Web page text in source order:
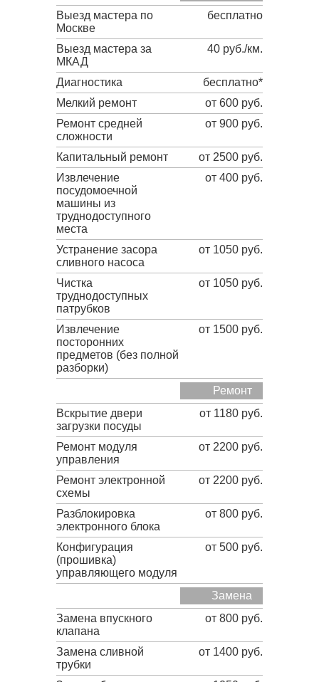
Выезд мастера по
Москве
бесплатно
Выезд мастера за
МКАД
40 руб./км.
Диагностика
бесплатно*
Мелкий ремонт
от 600 руб.
Ремонт средней
сложности
от 900 руб.
Капитальный ремонт
от 2500 руб.
Извлечение
посудомоечной
машины из
труднодоступного
места
от 400 руб.
Устранение засора
сливного насоса
от 1050 руб.
Чистка
труднодоступных
патрубков
от 1050 руб.
Извлечение
посторонних
предметов (без полной
разборки)
от 1500 руб.
Ремонт
Вскрытие двери
загрузки посуды
от 1180 руб.
Ремонт модуля
управления
от 2200 руб.
Ремонт электронной
схемы
от 2200 руб.
Разблокировка
электронного блока
от 800 руб.
Конфигурация
(прошивка)
управляющего модуля
от 500 руб.
Замена
Замена впускного
клапана
от 800 руб.
Замена сливной
трубки
от 1400 руб.